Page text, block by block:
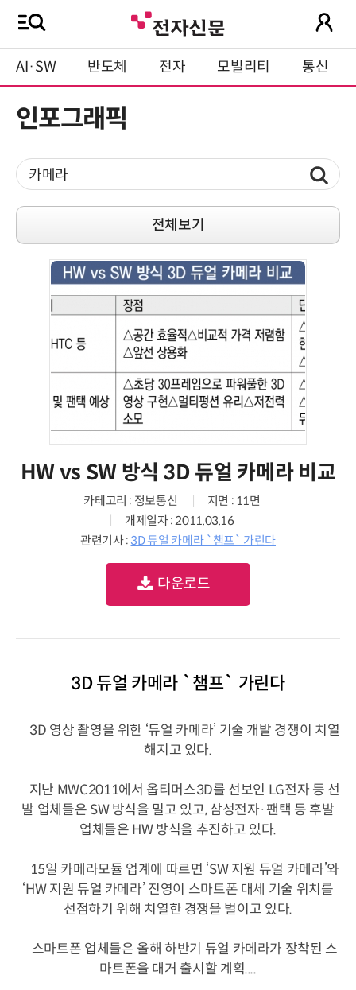
AI·SW 반도체 전자 모빌리티 통신
인포그래픽
전체보기
HW vs SW 방식 3D 듀얼 카메라 비교
카테고리 : 정보통신
지면 : 11면
개제일자 : 2011.03.16
관련기사 : 3D 듀얼 카메라 `챔프` 가린다
다운로드
3D 듀얼 카메라 `챔프` 가린다
3D 영상 촬영을 위한 ‘듀얼 카메라’ 기술 개발 경쟁이 치열
해지고 있다.
지난 MWC2011에서 옵티머스3D를 선보인 LG전자 등 선
발 업체들은 SW 방식을 밀고 있고, 삼성전자·팬택 등 후발
업체들은 HW 방식을 추진하고 있다.
15일 카메라모듈 업계에 따르면 ‘SW 지원 듀얼 카메라’와
‘HW 지원 듀얼 카메라’ 진영이 스마트폰 대세 기술 위치를
선점하기 위해 치열한 경쟁을 벌이고 있다.
스마트폰 업체들은 올해 하반기 듀얼 카메라가 장착된 스
마트폰을 대거 출시할 계획....